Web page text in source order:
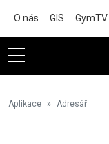
O nás GIS GymTV
Aplikace Adresář